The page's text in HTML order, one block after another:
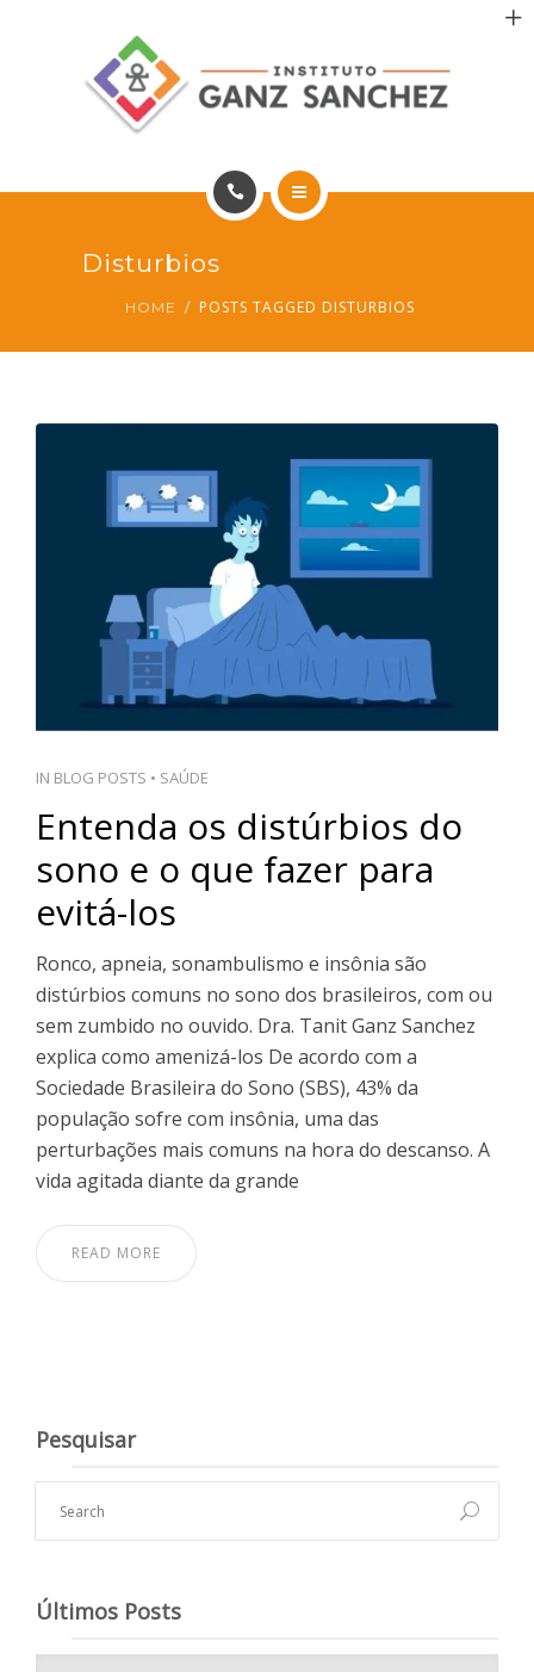
INCENTIVO AOS PACIENTES
PORTFÓLIO
Disturbios
HOME POSTS TAGGED DISTURBIOS
IN BLOG POSTS • SAÚDE
Entenda os distúrbios do
sono e o que fazer para
evitá-los
Ronco, apneia, sonambulismo e insônia são
distúrbios comuns no sono dos brasileiros, com ou
sem zumbido no ouvido. Dra. Tanit Ganz Sanchez
explica como amenizá-los De acordo com a
Sociedade Brasileira do Sono (SBS), 43% da
população sofre com insônia, uma das
perturbações mais comuns na hora do descanso. A
vida agitada diante da grande
READ MORE
Pesquisar
Últimos Posts